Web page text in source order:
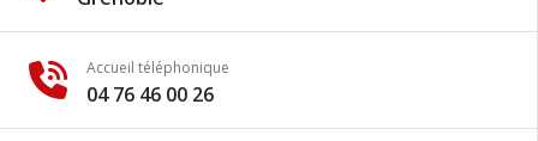
Accueil téléphonique
04 76 46 00 26